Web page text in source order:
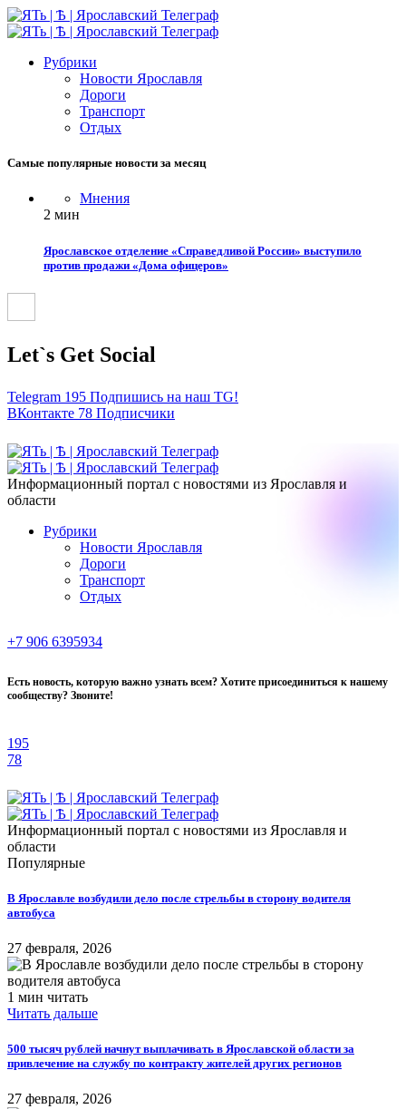
Рубрики
Новости Ярославля
Дороги
Транспорт
Отдых
Самые популярные новости за месяц
Мнения
2 мин
Ярославское отделение «Справедливой России» выступило
против продажи «Дома офицеров»
Let`s Get Social
Telegram 195 Подпишись на наш TG!
ВКонтакте 78 Подписчики
Информационный портал с новостями из Ярославля и
области
Рубрики
Новости Ярославля
Дороги
Транспорт
Отдых
+7 906 6395934
Есть новость, которую важно узнать всем? Хотите присоединиться к нашему
сообществу? Звоните!
195
78
Информационный портал с новостями из Ярославля и
области
Популярные
В Ярославле возбудили дело после стрельбы в сторону водителя
автобуса
27 февраля, 2026
1 мин читать
Читать дальше
​500 тысяч рублей начнут выплачивать в Ярославской области за
привлечение на службу по контракту жителей других регионов
27 февраля, 2026